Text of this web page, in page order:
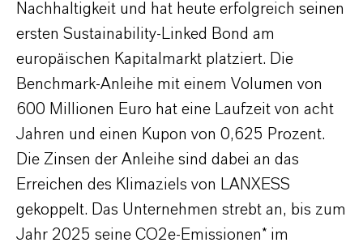
Nachhaltigkeit und hat heute erfolgreich seinen
ersten Sustainability-Linked Bond am
europäischen Kapitalmarkt platziert. Die
Benchmark-Anleihe mit einem Volumen von
600 Millionen Euro hat eine Laufzeit von acht
Jahren und einen Kupon von 0,625 Prozent.
Die Zinsen der Anleihe sind dabei an das
Erreichen des Klimaziels von LANXESS
gekoppelt. Das Unternehmen strebt an, bis zum
Jahr 2025 seine CO2e-Emissionen* im